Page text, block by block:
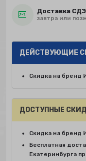
Доставка
завтра или
ДЕЙСТВУЮЩИЕ
Скидка на бренд
ДОСТУПНЫЕ
Скидка на бренд
Бесплатная
Екатеринбурга